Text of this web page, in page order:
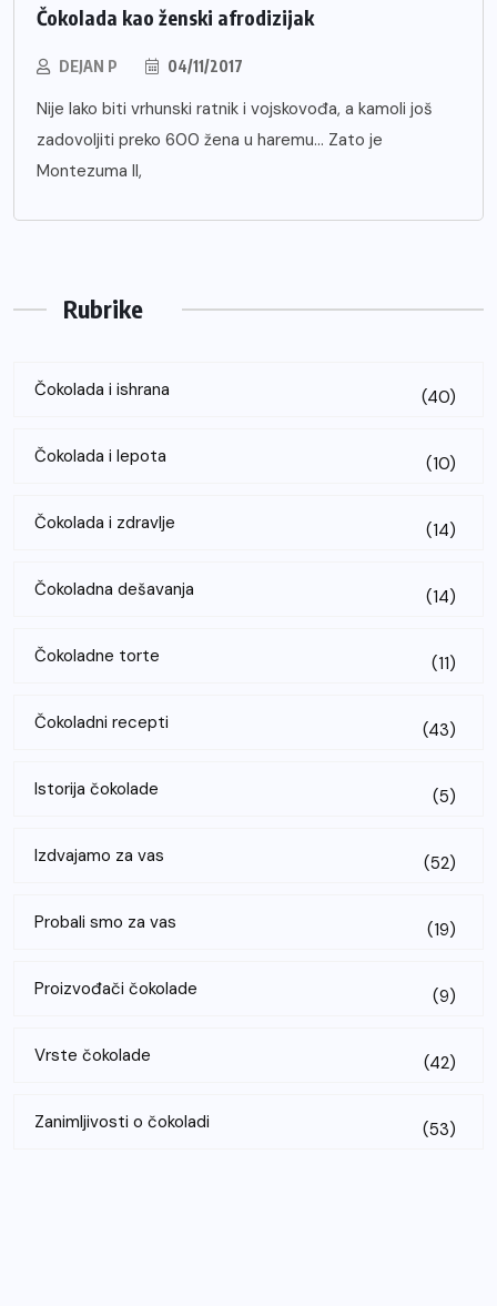
Čokolada kao ženski afrodizijak
DEJAN P 04/11/2017
Nije lako biti vrhunski ratnik i vojskovođa, a kamoli još
zadovoljiti preko 600 žena u haremu… Zato je
Montezuma II,
Rubrike
Čokolada i ishrana (40)
Čokolada i lepota (10)
Čokolada i zdravlje (14)
Čokoladna dešavanja (14)
Čokoladne torte (11)
Čokoladni recepti (43)
Istorija čokolade (5)
Izdvajamo za vas (52)
Probali smo za vas (19)
Proizvođači čokolade (9)
Vrste čokolade (42)
Zanimljivosti o čokoladi (53)